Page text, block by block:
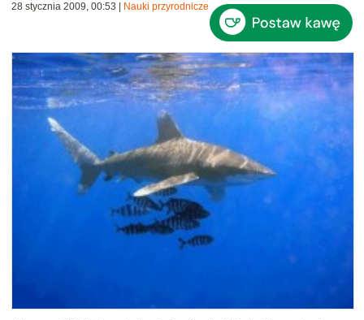
28 stycznia 2009, 00:53 Nauki przyrodnicze